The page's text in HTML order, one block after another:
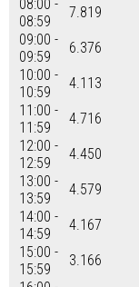
08:00 -
08:59
7.819
09:00 -
09:59
6.376
10:00 -
10:59
4.113
11:00 -
11:59
4.716
12:00 -
12:59
4.450
13:00 -
13:59
4.579
14:00 -
14:59
4.167
15:00 -
15:59
3.166